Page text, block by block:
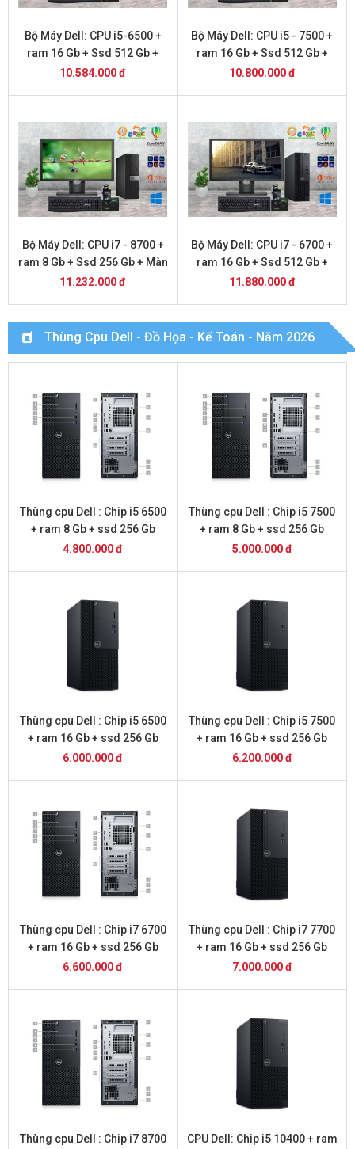
Bộ Máy Dell: CPU i5-6500 +
ram 16 Gb + Ssd 512 Gb +
Màn Hình 22 inch DELL
10.584.000 đ
Bộ Máy Dell: CPU i5 - 7500 +
ram 16 Gb + Ssd 512 Gb +
Màn Hình 22 inch DELL
10.800.000 đ
Bộ Máy Dell: CPU i7 - 8700 +
ram 8 Gb + Ssd 256 Gb + Màn
Hình 22 inch DELL
11.232.000 đ
Bộ Máy Dell: CPU i7 - 6700 +
ram 16 Gb + Ssd 512 Gb +
Màn Hình 22 inch DELL
11.880.000 đ
Thùng Cpu Dell - Đồ Họa - Kế Toán - Năm 2026
Thùng cpu Dell : Chip i5 6500
+ ram 8 Gb + ssd 256 Gb
4.800.000 đ
Thùng cpu Dell : Chip i5 7500
+ ram 8 Gb + ssd 256 Gb
5.000.000 đ
Thùng cpu Dell : Chip i5 6500
+ ram 16 Gb + ssd 256 Gb
6.000.000 đ
Thùng cpu Dell : Chip i5 7500
+ ram 16 Gb + ssd 256 Gb
6.200.000 đ
Thùng cpu Dell : Chip i7 6700
+ ram 16 Gb + ssd 256 Gb
6.600.000 đ
Thùng cpu Dell : Chip i7 7700
+ ram 16 Gb + ssd 256 Gb
7.000.000 đ
Thùng cpu Dell : Chip i7 8700
CPU Dell: Chip i5 10400 + ram